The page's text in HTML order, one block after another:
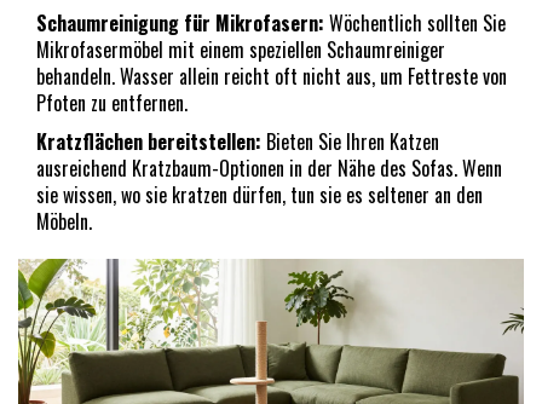
Schaumreinigung für Mikrofasern: Wöchentlich sollten Sie
Mikrofasermöbel mit einem speziellen Schaumreiniger
behandeln. Wasser allein reicht oft nicht aus, um Fettreste von
Pfoten zu entfernen.
Kratzflächen bereitstellen: Bieten Sie Ihren Katzen
ausreichend Kratzbaum-Optionen in der Nähe des Sofas. Wenn
sie wissen, wo sie kratzen dürfen, tun sie es seltener an den
Möbeln.